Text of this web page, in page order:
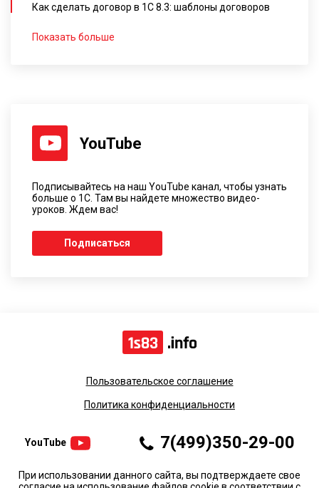
Как сделать договор в 1С 8.3: шаблоны договоров
Показать больше
YouTube
Подписывайтесь на наш YouTube канал, чтобы узнать
больше о 1С. Там вы найдете множество видео-
уроков. Ждем вас!
Подписаться
Пользовательское соглашение
Политика конфиденциальности
YouTube 7(499)350-29-00
При использовании данного сайта, вы подтверждаете свое